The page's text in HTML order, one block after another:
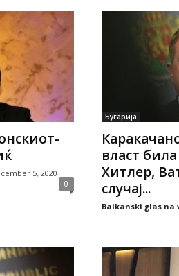
5, 2020
0
Бугарија
власт
Хитлер,
случај...
Balkanski glas na